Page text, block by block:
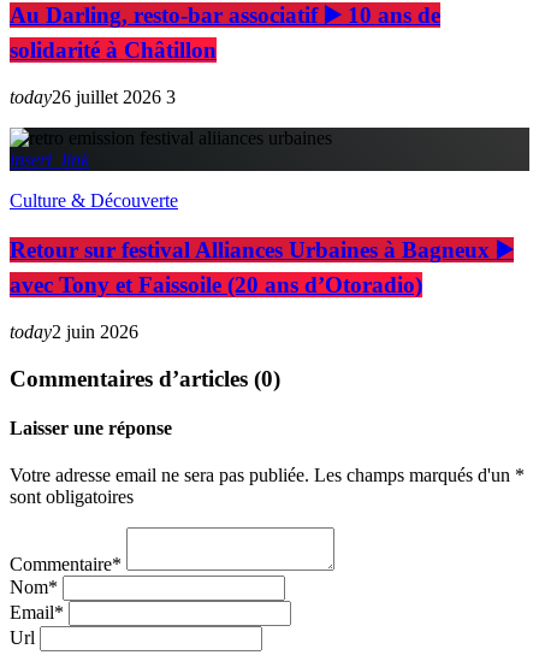
Au Darling, resto-bar associatif ▶️ 10 ans de
solidarité à Châtillon
today26 juillet 2026 3
insert_link
Culture & Découverte
Retour sur festival Alliances Urbaines à Bagneux ▶️
avec Tony et Faissoile (20 ans d’Otoradio)
today2 juin 2026
Commentaires d’articles (0)
Laisser une réponse
Votre adresse email ne sera pas publiée. Les champs marqués d'un *
sont obligatoires
Commentaire*
Nom*
Email*
Url